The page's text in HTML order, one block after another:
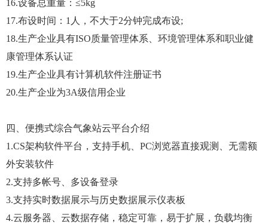
16.设备总重量：≤5kg
17.布设时间：1人，不大于2分钟完成布设;
18.生产企业具有ISO质量管理体系、环境管理体系和职业健
康管理体系认证
19.生产企业具有计算机软件注册证书
20.生产企业为3A级信用企业
四、便携式综合气象站云平台介绍
1.CS架构软件平台，支持手机、PC浏览器直接观测、无需额
外安装软件
2.支持多帐号、多设备登录
3.支持实时数据展示与历史数据展示仪表板
4.云服务器、云数据存储，稳定可靠，易于扩展，负载均衡